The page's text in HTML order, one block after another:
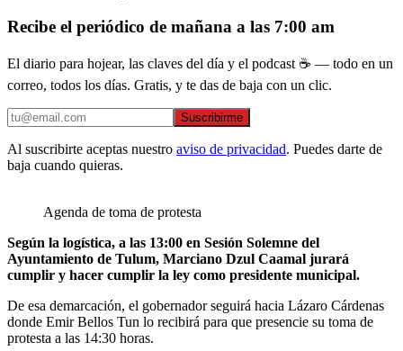
Recibe el periódico de mañana a las 7:00 am
El diario para hojear, las claves del día y el podcast ☕ — todo en un
correo, todos los días. Gratis, y te das de baja con un clic.
Suscribirme
Al suscribirte aceptas nuestro aviso de privacidad. Puedes darte de
baja cuando quieras.
Agenda de toma de protesta
Según la logística, a las 13:00 en Sesión Solemne del
Ayuntamiento de Tulum, Marciano Dzul Caamal jurará
cumplir y hacer cumplir la ley como presidente municipal.
De esa demarcación, el gobernador seguirá hacia Lázaro Cárdenas
donde Emir Bellos Tun lo recibirá para que presencie su toma de
protesta a las 14:30 horas.